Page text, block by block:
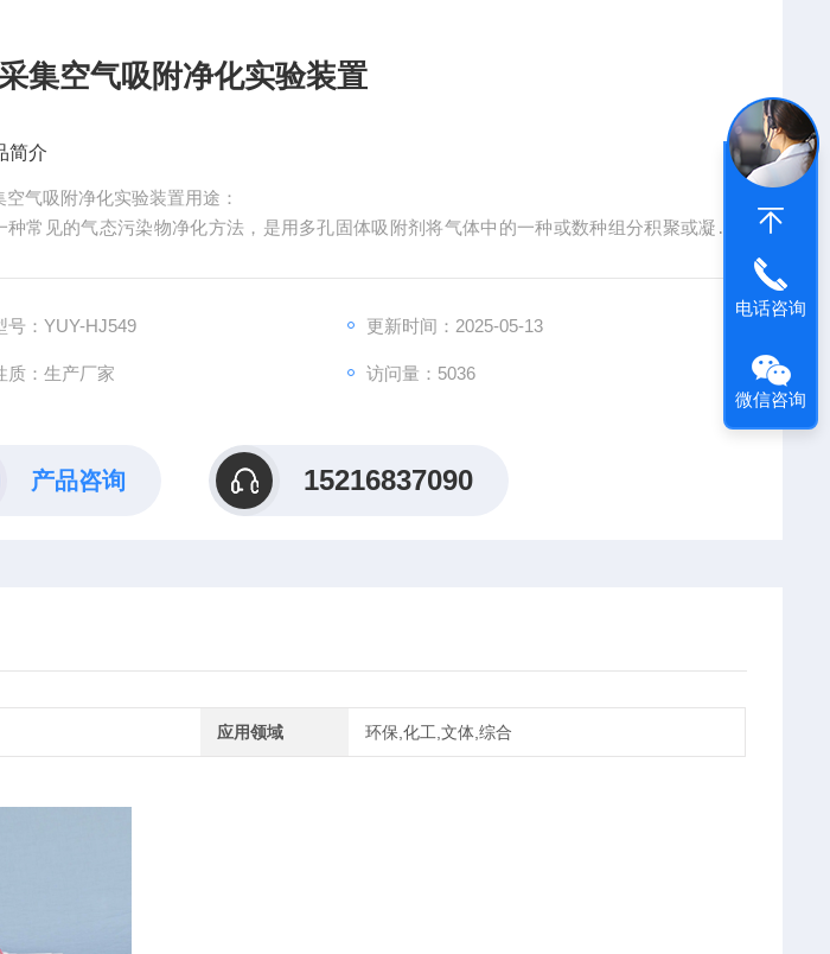
集空气吸附净化实验装置
简介
空气吸附净化实验装置用途：
种常见的气态污染物净化方法，是用多孔固体吸附剂将气体中的一种或数种组分积聚或凝缩
号：YUY-HJ549 更新时间：2025-05-13
质：生产厂家 访问量：5036
产品咨询 15216837090
应用领域 环保,化工,文体,综合
电话咨询
微信咨询